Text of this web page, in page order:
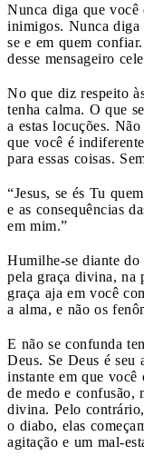
Nunca diga que você
inimigos. Nunca diga
se e em quem
desse mensageiro
No que diz respeito
tenha calma. O que
a estas locuções.
que você é
para essas coisas.
“Jesus, se és Tu
e as consequências
em mim.”
Humilhe-se diante do
pela graça divina, na
graça aja em você
a alma, e não os
E não se confunda
Deus. Se Deus é seu
instante em que você
de medo e confusão,
divina. Pelo
o diabo, elas
agitação e um mal-